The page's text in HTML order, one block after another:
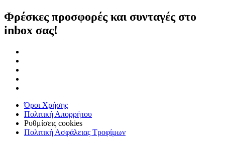
Φρέσκες προσφορές και συνταγές στο
inbox σας!
Όροι Χρήσης
Πολιτική Απορρήτου
Ρυθμίσεις cookies
Πολιτική Ασφάλειας Τροφίμων